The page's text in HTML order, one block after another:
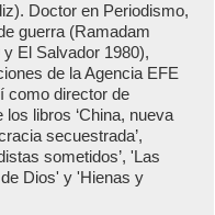
Doctor en Periodismo,
guerra (Ramadam
El Salvador 1980),
de la Agencia EFE
como director de
libros ‘China, nueva
secuestrada’,
sometidos’, 'Las
Dios' y 'Hienas y